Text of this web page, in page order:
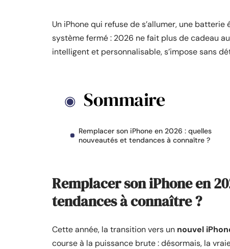
Un iPhone qui refuse de s’allumer, une
système fermé : 2026 ne fait plus de cadeau
intelligent et personnalisable, s’impose sans
Sommaire
Remplacer son iPhone en 2026 : quelles
nouveautés et tendances à connaître ?
Remplacer son iPhone en
tendances à connaître ?
Cette année, la transition vers un nouvel
course à la puissance brute : désormais, la